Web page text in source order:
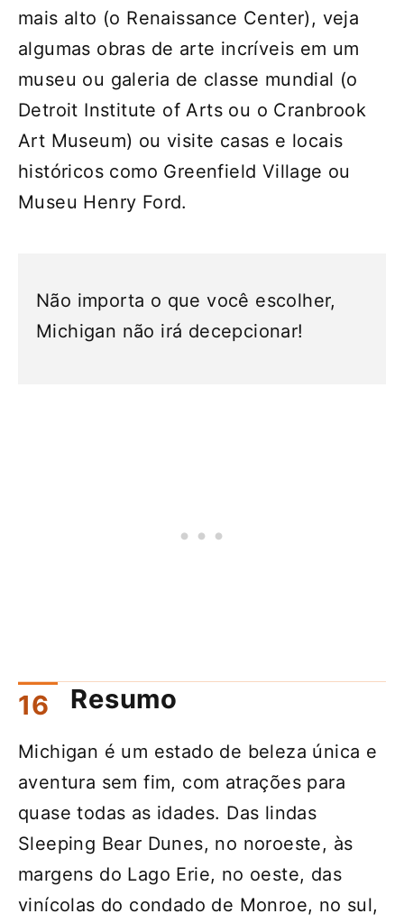
mais alto (o Renaissance Center), veja
algumas obras de arte incríveis em um
museu ou galeria de classe mundial (o
Detroit Institute of Arts ou o Cranbrook
Art Museum) ou visite casas e locais
históricos como Greenfield Village ou
Museu Henry Ford.
Não importa o que você escolher,
Michigan não irá decepcionar!
Resumo
Michigan é um estado de beleza única e
aventura sem fim, com atrações para
quase todas as idades. Das lindas
Sleeping Bear Dunes, no noroeste, às
margens do Lago Erie, no oeste, das
vinícolas do condado de Monroe, no sul,